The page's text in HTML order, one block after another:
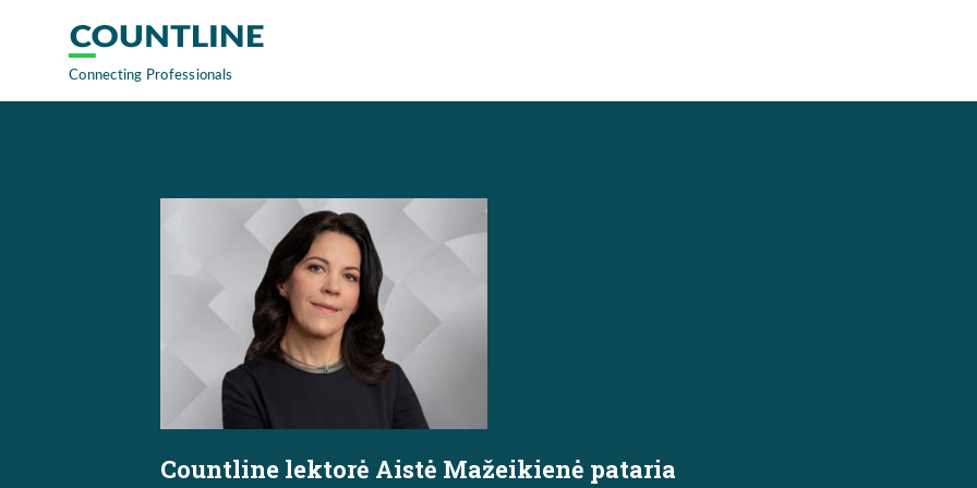
Countline lektorė Aistė Mažeikienė pataria